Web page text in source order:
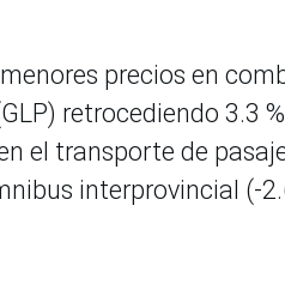
precios en
retrocediendo 3.3
el transporte de
interprovincial (-